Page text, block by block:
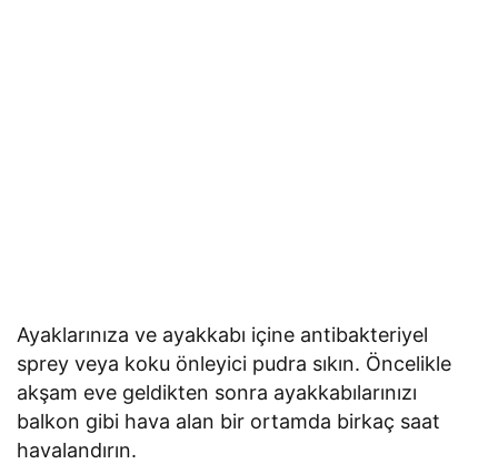
Ayaklarınıza ve ayakkabı içine antibakteriyel
sprey veya koku önleyici pudra sıkın. Öncelikle
akşam eve geldikten sonra ayakkabılarınızı
balkon gibi hava alan bir ortamda birkaç saat
havalandırın.